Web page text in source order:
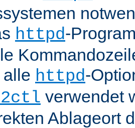
httpd-
httpd-
verwendet
Ablageort